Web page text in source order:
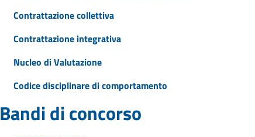
Contrattazione collettiva
Contrattazione integrativa
Nucleo di Valutazione
Codice disciplinare di comportamento
Bandi di concorso